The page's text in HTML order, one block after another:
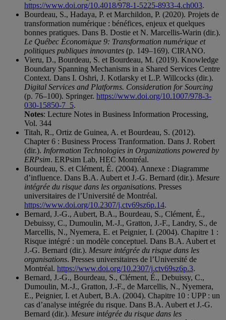
https://www.doi.org/10.4018/978-1-5225-8933-4.ch003.
Bourdeau, S., Hadaya, P. et Marchildon, P. (2020). Projets de
transformation numérique : bénéfices, enjeux et quelques
bonnes pratiques. Dans B. Dostie et N. Marcellis-Warin (dir.).
Le Québec Économique 9: Transformation numérique et
politiques publiques innovantes (p. 149–169). CIRANO.
Vieru, D., Bourdeau, S. et Bourdeau, M. (2019). Knowledge
Boundary Spanning Mechanisms in a Shared Services Centre
Context. Dans I. Oshri, J. Kotlarsky et L.P. Willcocks (dir.).
Digital Services and Platforms. Consideration for Sourcing
(p. 76–100). Springer. https://www.doi.org/10.1007/978-3-
030-15850-7_5.
Notes: Lecture Notes in Business Information Processing,
Vol. 344
Titah, R., Ortiz de Guinea, A. et Bourdeau, S. (2012).
Chapter 6 : Business Process Tranformation. Dans J. Robert
(dir.). Information Technologies in Organizations powered by
ERPsim. ERPsim Lab, HEC Montréal.
Bourdeau, S. et Clément, É. (2004). Annexe : Diagramme
d’influence. Dans B.A. Aubert et J.-G. Bernard (dir.). Mesure
intégrée du risque dans les organisations. Presses
universitaires de l’Université de Montréal.
https://www.doi.org/10.2307/j.ctv69sz6p.14.
Bernard, J.-G., Aubert, B.A., Bourdeau, S., Clément, É.,
Debuissy, C., Dumoulin, M.-J., Gratton, J.-F., Landry, S., de
Marcellis, N., Nyemera, E. et Peignier, I. (2004). Chapitre 1 :
Risque intégré : un modèle conceptuel. Dans B.A. Aubert et
J.-G. Bernard (dir.). Mesure intégrée du risque dans les
organisations. Presses universitaires de l’Université de
Montréal. https://www.doi.org/10.2307/j.ctv69sz6p.3.
Bernard, J.-G., Bourdeau, S., Clément, É., Debuissy, C.,
Dumoulin, M.-J., Gratton, J.-F., de Marcellis, N., Nyemera,
E., Peignier, I. et Aubert, B.A. (2004). Chapitre 10 : UPP : un
cas d’analyse intégrée du risque. Dans B.A. Aubert et J.-G.
Bernard (dir.). Mesure intégrée du risque dans les